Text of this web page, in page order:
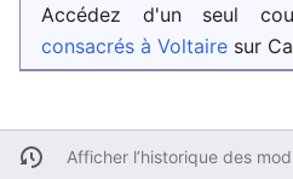
Accédez d'un seul
consacrés à Voltaire sur
Afficher l’historique des